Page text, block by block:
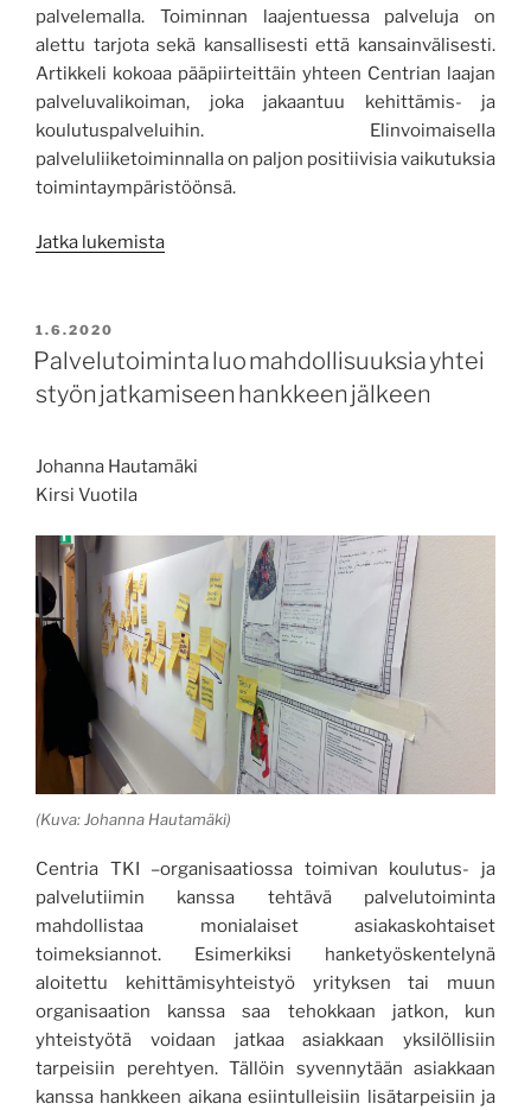
palvelemalla. Toiminnan laajentuessa palveluja on
alettu tarjota sekä kansallisesti että kansainvälisesti.
Artikkeli kokoaa pääpiirteittäin yhteen Centrian laajan
palveluvalikoiman, joka jakaantuu kehittämis- ja
koulutuspalveluihin. Elinvoimaisella
palveluliiketoiminnalla on paljon positiivisia vaikutuksia
toimintaympäristöönsä.
Jatka lukemista”Monipuolista
JULKAISTU
1.6.2020
Palvelutoiminta luo mahdollisuuksia yhtei
styön jatkamiseen hankkeen jälkeen
Johanna Hautamäki
Kirsi Vuotila
(Kuva: Johanna Hautamäki)
Centria TKI –organisaatiossa toimivan koulutus- ja
palvelutiimin kanssa tehtävä palvelutoiminta
mahdollistaa monialaiset asiakaskohtaiset
toimeksiannot. Esimerkiksi hanketyöskentelynä
aloitettu kehittämisyhteistyö yrityksen tai muun
organisaation kanssa saa tehokkaan jatkon, kun
yhteistyötä voidaan jatkaa asiakkaan yksilöllisiin
tarpeisiin perehtyen. Tällöin syvennytään asiakkaan
kanssa hankkeen aikana esiintulleisiin lisätarpeisiin ja